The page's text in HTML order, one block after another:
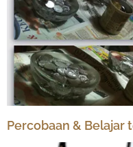
Percobaan & Belajar